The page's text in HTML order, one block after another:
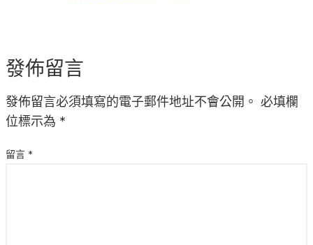
發佈留言
發佈留言必須填寫的電子郵件地址不會公開。 必填欄
位標示為 *
留言 *